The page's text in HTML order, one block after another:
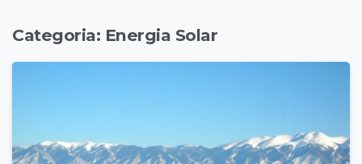
Categoria: Energia Solar